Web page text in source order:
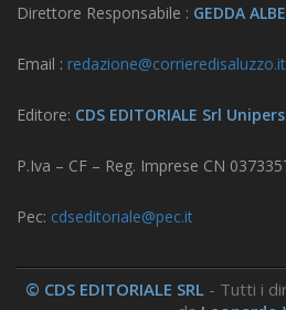
Direttore Responsabile : GEDDA
Email : redazione@corrieredisaluzzo.it
Editore: CDS EDITORIALE Srl
P.Iva – CF – Reg. Imprese CN
Pec: cdseditoriale@pec.it
© CDS EDITORIALE SRL - Tutti i